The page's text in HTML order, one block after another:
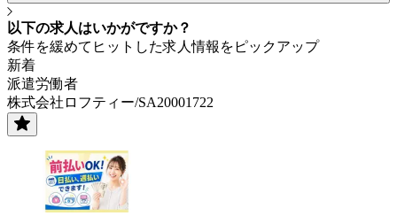
以下の求人はいかがですか？
条件を緩めてヒットした求人情報をピックアップ
新着
派遣労働者
株式会社ロフティー/SA20001722